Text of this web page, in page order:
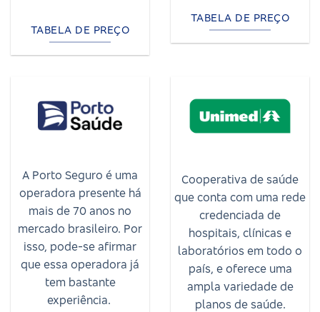
TABELA DE PREÇO
TABELA DE PREÇO
A Porto Seguro é uma
operadora presente há
mais de 70 anos no
mercado brasileiro. Por
isso, pode-se afirmar
que essa operadora já
tem bastante
experiência.
Cooperativa de saúde
que conta com uma rede
credenciada de
hospitais, clínicas e
laboratórios em todo o
país, e oferece uma
ampla variedade de
planos de saúde.